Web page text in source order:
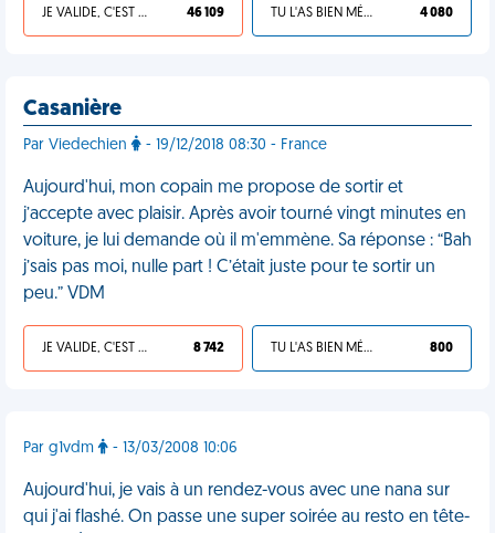
JE VALIDE, C'EST UNE VDM 46 109 TU L'AS BIEN MÉRITÉ 4 080
Casanière
Par Viedechien - 19/12/2018 08:30 - France
Aujourd'hui, mon copain me propose de sortir et
j’accepte avec plaisir. Après avoir tourné vingt minutes en
voiture, je lui demande où il m'emmène. Sa réponse : “Bah
j’sais pas moi, nulle part ! C’était juste pour te sortir un
peu.” VDM
JE VALIDE, C'EST UNE VDM 8 742 TU L'AS BIEN MÉRITÉ 800
Par g1vdm - 13/03/2008 10:06
Aujourd'hui, je vais à un rendez-vous avec une nana sur
qui j'ai flashé. On passe une super soirée au resto en tête-